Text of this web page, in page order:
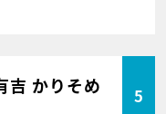
吉 かりそめ
5